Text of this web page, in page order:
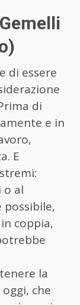
di essere
di
e in
E
o al
in coppia,
la
che